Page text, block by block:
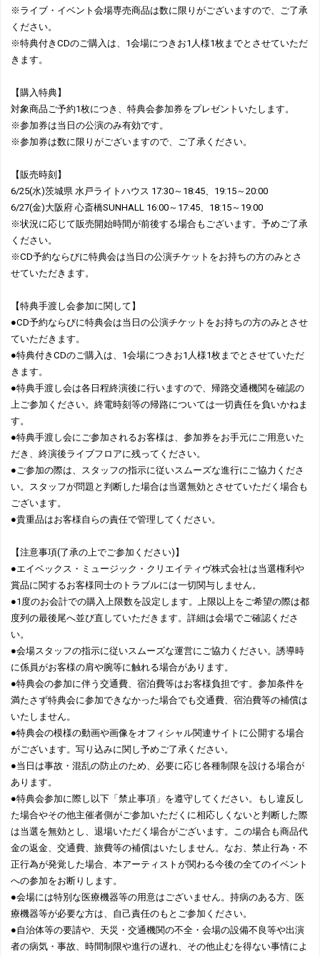
※ライブ・イベント会場専売商品は数に限りがございますので、ご了承
ください。
※特典付きCDのご購入は、1会場につきお1人様1枚までとさせていただ
きます。
【購入特典】
対象商品ご予約1枚につき、特典会参加券をプレゼントいたします。
※参加券は当日の公演のみ有効です。
※参加券は数に限りがございますので、ご了承ください。
【販売時刻】
6/25(水)茨城県 水戸ライトハウス 17:30～18:45、19:15～20:00
6/27(金)大阪府 心斎橋SUNHALL 16:00～17:45、18:15～19:00
※状況に応じて販売開始時間が前後する場合もございます。予めご了承
ください。
※CD予約ならびに特典会は当日の公演チケットをお持ちの方のみとさ
せていただきます。
【特典手渡し会参加に関して】
●CD予約ならびに特典会は当日の公演チケットをお持ちの方のみとさせ
ていただきます。
●特典付きCDのご購入は、1会場につきお1人様1枚までとさせていただ
きます。
●特典手渡し会は各日程終演後に行いますので、帰路交通機関を確認の
上ご参加ください。終電時刻等の帰路については一切責任を負いかねま
す。
●特典手渡し会にご参加されるお客様は、参加券をお手元にご用意いた
だき、終演後ライブフロアに残ってください。
●ご参加の際は、スタッフの指示に従いスムーズな進行にご協力くださ
い。スタッフが問題と判断した場合は当選無効とさせていただく場合も
ございます。
●貴重品はお客様自らの責任で管理してください。
【注意事項(了承の上でご参加ください)】
●エイベックス・ミュージック・クリエイティヴ株式会社は当選権利や
賞品に関するお客様同士のトラブルには一切関与しません。
●1度のお会計での購入上限数を設定します。上限以上をご希望の際は都
度列の最後尾へ並び直していただきます。詳細は会場でご確認くださ
い。
●会場スタッフの指示に従いスムーズな運営にご協力ください。誘導時
に係員がお客様の肩や腕等に触れる場合があります。
●特典会の参加に伴う交通費、宿泊費等はお客様負担です。参加条件を
満たさず特典会に参加できなかった場合でも交通費、宿泊費等の補償は
いたしません。
●特典会の模様の動画や画像をオフィシャル関連サイトに公開する場合
がございます。写り込みに関し予めご了承ください。
●当日は事故・混乱の防止のため、必要に応じ各種制限を設ける場合が
あります。
●特典会参加に際し以下「禁止事項」を遵守してください。もし違反し
た場合やその他主催者側がご参加いただくに相応しくないと判断した際
は当選を無効とし、退場いただく場合がございます。この場合も商品代
金の返金、交通費、旅費等の補償はいたしません。なお、禁止行為・不
正行為が発覚した場合、本アーティストが関わる今後の全てのイベント
への参加をお断りします。
●会場には特別な医療機器等の用意はございません。持病のある方、医
療機器等が必要な方は、自己責任のもとご参加ください。
●自治体等の要請や、天災・交通機関の不全・会場の設備不良等や出演
者の病気・事故、時間制限や進行の遅れ、その他止むを得ない事情によ